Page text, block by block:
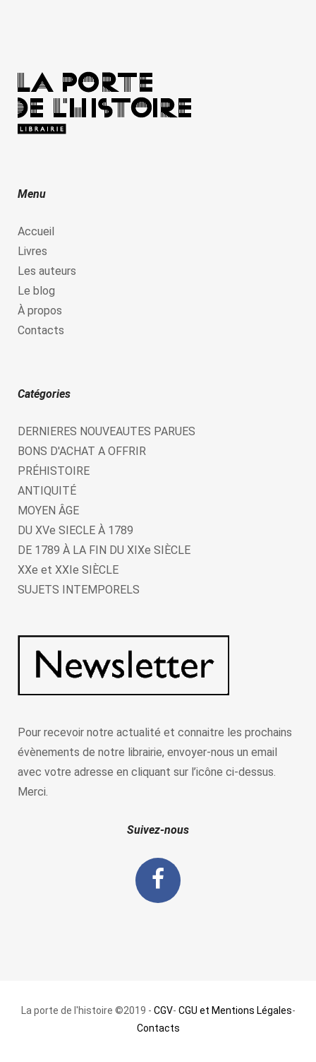
Menu
Accueil
Livres
Les auteurs
Le blog
À propos
Contacts
Catégories
DERNIERES NOUVEAUTES PARUES
BONS D'ACHAT A OFFRIR
PRÉHISTOIRE
ANTIQUITÉ
MOYEN ÂGE
DU XVe SIECLE À 1789
DE 1789 À LA FIN DU XIXe SIÈCLE
XXe et XXIe SIÈCLE
SUJETS INTEMPORELS
Pour recevoir notre actualité et connaitre les prochains
évènements de notre librairie, envoyer-nous un email
avec votre adresse en cliquant sur l’icône ci-dessus.
Merci.
Suivez-nous
La porte de l'histoire ©2019 - CGV- CGU et Mentions Légales-
Contacts